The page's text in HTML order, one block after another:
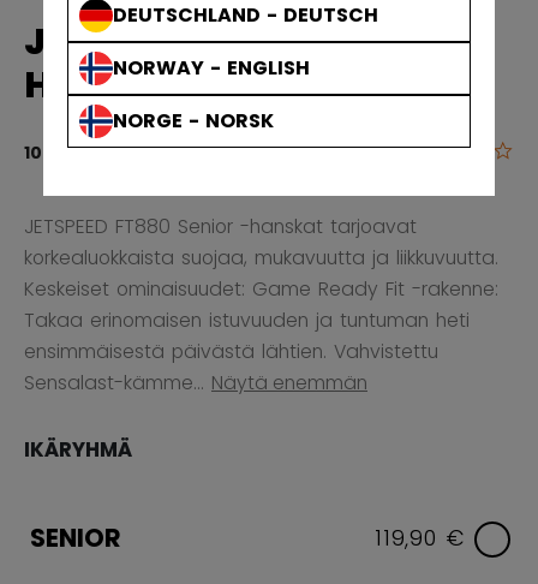
DEUTSCHLAND - DEUTSCH
NORWAY - ENGLISH
NORGE - NORSK
JETSPEED FT880
HANSKAT JUNIOR
109,90 € 4,9 out of 5
JETSPEED FT880 Senior -hanskat tarjoavat
korkealuokkaista suojaa, mukavuutta ja liikkuvuutta.
Keskeiset ominaisuudet: Game Ready Fit -rakenne:
Takaa erinomaisen istuvuuden ja tuntuman heti
ensimmäisestä päivästä lähtien. Vahvistettu
Sensalast-kämme... Näytä enemmän
IKÄRYHMÄ
SENIOR 119,90 €